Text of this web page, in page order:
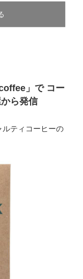
」で コー
ら発信
ルティコーヒーの